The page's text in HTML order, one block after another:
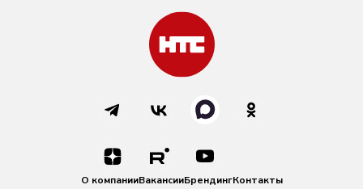
О компанииВакансииБрендингКонтакты